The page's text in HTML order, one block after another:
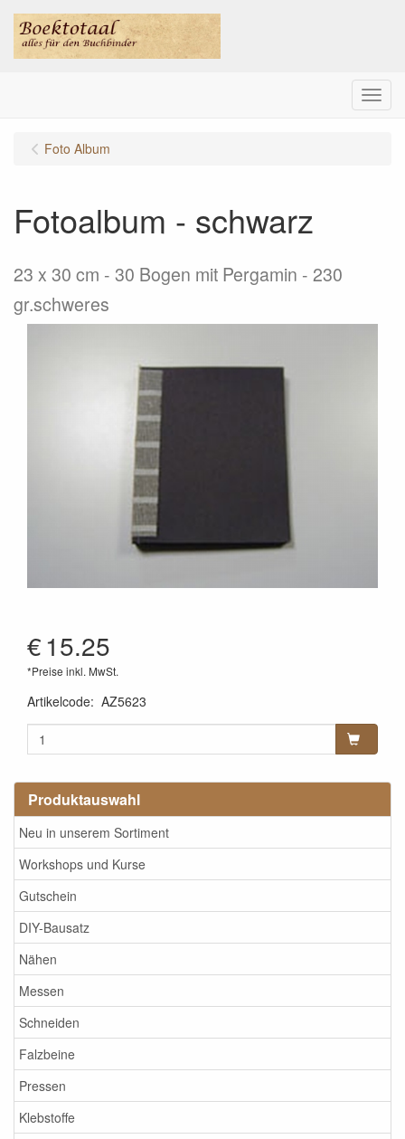
Menu
Produktauswahl
Neu in unserem Sortiment
Workshops und Kurse
Gutschein
DIY-Bausatz
Nähen
Messen
Schneiden
Falzbeine
Pressen
Klebstoffe
Foto Album
Fotoalbum - schwarz
23 x 30 cm - 30 Bogen mit Pergamin - 230
gr.schweres
€15.25
*Preise inkl. MwSt.
Artikelcode: AZ5623